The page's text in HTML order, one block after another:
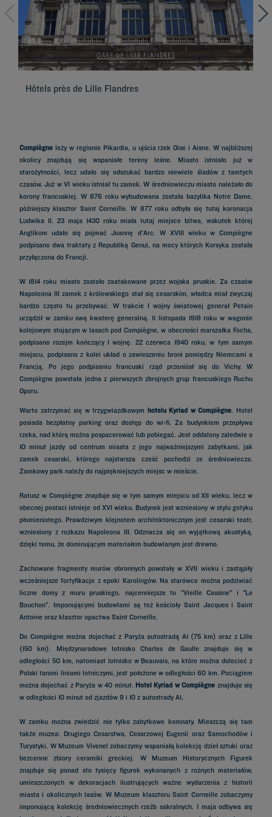
Hôtels près de Lille Flandres
Compiègne leży w regionie Pikardia, u ujścia rzek Oise i Aisne. W najbliższej
okolicy znajdują się wspaniałe tereny leśne. Miasto istniało już w
starożytności, lecz udało się odszukać bardzo niewiele śladów z tamtych
czasów. Już w VI wieku istniał tu zamek. W średniowieczu miasto należało do
korony francuskiej. W 876 roku wybudowana została bazylika Notre Dame,
późniejszy klasztor Saint Corneille. W 877 roku odbyła się tutaj koronacja
Ludwika II. 23 maja 1430 roku miała tutaj miejsce bitwa, wskutek której
Anglikom udało się pojmać Joannę d'Arc. W XVIII wieku w Compiègne
podpisano dwa traktaty z Republiką Genui, na mocy których Korsyka została
przyłączona do Francji.
W 1814 roku miasto zostało zaatakowane przez wojska pruskie. Za czasów
Napoleona III zamek z królewskiego stał się cesarskim, władca miał zwyczaj
bardzo często tu przebywać. W trakcie I wojny światowej generał Petain
urządził w zamku swą kwaterę generalną. 11 listopada 1918 roku w wagonie
kolejowym stojącym w lasach pod Compiègne, w obecności marszałka Focha,
podpisano rozejm kończący I wojnę. 22 czerwca 1940 roku, w tym samym
miejscu, podpisano z kolei układ o zawieszeniu broni pomiędzy Niemcami a
Francją. Po jego podpisaniu francuski rząd przeniósł się do Vichy. W
Compiègne powstała jedna z pierwszych zbrojnych grup francuskiego Ruchu
Oporu.
Warto zatrzymać się w trzygwiazdkowym hotelu Kyriad w Compiègne. Hotel
posiada bezpłatny parking oraz dostęp do wi-fi. Za budynkiem przepływa
rzeka, nad którą można pospacerować lub pobiegać. Jest oddalony zaledwie o
10 minut jazdy od centrum miasta z jego najważniejszymi zabytkami, jak
zamek cesarski, którego najstarsza cześć pochodzi ze średniowiecza.
Zamkowy park należy do najpiękniejszych miejsc w mieście.
Ratusz w Compiègne znajduje się w tym samym miejscu od XII wieku, lecz w
obecnej postaci istnieje od XVI wieku. Budynek jest wzniesiony w stylu gotyku
płomienistego. Prawdziwym klejnotem architektonicznym jest cesarski teatr,
wzniesiony z rozkazu Napoleona III. Odznacza się on wyjątkową akustyką,
dzięki temu, że dominującym materiałem budowlanym jest drewno.
Zachowane fragmenty murów obronnych powstały w XVII wieku i zastąpiły
wcześniejsze fortyfikacje z epoki Karolingów. Na starówce można podziwiać
liczne domy z muru pruskiego, najcenniejsze to "Vieille Cassine" i "Le
Bouchon". Imponującymi budowlami są też kościoły Saint Jacques i Saint
Antoine oraz klasztor opactwa Saint Corneille.
Do Compiègne można dojechać z Paryża autostradą A1 (75 km) oraz z Lille
(150 km). Międzynarodowe lotnisko Charles de Gaulle znajduje się w
odległości 50 km, natomiast lotnisko w Beauvais, na które można dolecieć z
Polski tanimi liniami lotniczymi, jest położone w odległości 60 km. Pociągiem
można dojechać z Paryża w 40 minut. Hotel Kyriad w Compiègne znajduje się
w odległości 10 minut od zjazdów 9 i 10 z autostrady A1.
W zamku można zwiedzić nie tylko zabytkowe komnaty. Mieszczą się tam
także muzea: Drugiego Cesarstwa, Cesarzowej Eugenii oraz Samochodów i
Turystyki. W Muzeum Vivenel zobaczymy wspaniałą kolekcję dzieł sztuki oraz
bezcenne zbiory ceramiki greckiej. W Muzeum Historycznych Figurek
znajduje się ponad sto tysięcy figurek wykonanych z rożnych materiałów,
umieszczonych w dekoracjach ilustrujących ważne wydarzenia z historii
miasta i okolicznych lasów. W Muzeum klasztoru Saint Corneille zobaczymy
imponującą kolekcję średniowiecznych rzeźb sakralnych. 1 maja odbywa się